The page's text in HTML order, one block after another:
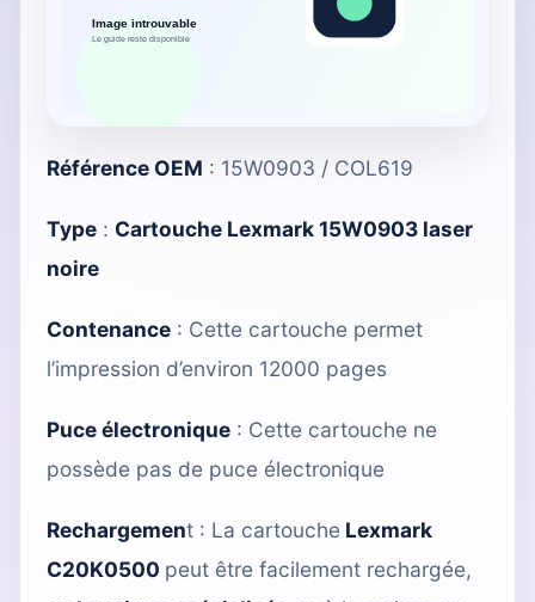
Référence OEM : 15W0903 / COL619
Type : Cartouche Lexmark 15W0903 laser
noire
Contenance : Cette cartouche permet
l’impression d’environ 12000 pages
Puce électronique : Cette cartouche ne
possède pas de puce électronique
Rechargement : La cartouche Lexmark
C20K0500 peut être facilement rechargée,